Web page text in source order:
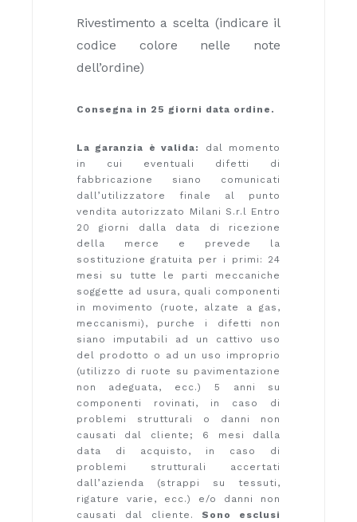
Rivestimento a scelta (indicare il
codice colore nelle note
dell’ordine)
Consegna in 25 giorni data ordine.
La garanzia è valida:
dal momento
in cui eventuali difetti di
fabbricazione siano comunicati
dall’utilizzatore finale al punto
vendita autorizzato Milani S.r.l Entro
20 giorni dalla data di ricezione
della merce e prevede la
sostituzione gratuita per i primi: 24
mesi su tutte le parti meccaniche
soggette ad usura, quali componenti
in movimento (ruote, alzate a gas,
meccanismi), purche i difetti non
siano imputabili ad un cattivo uso
del prodotto o ad un uso improprio
(utilizzo di ruote su pavimentazione
non adeguata, ecc.) 5 anni su
componenti rovinati, in caso di
problemi strutturali o danni non
causati dal cliente; 6 mesi dalla
data di acquisto, in caso di
problemi strutturali accertati
dall’azienda (strappi su tessuti,
rigature varie, ecc.) e/o danni non
causati dal cliente. Sono esclusi